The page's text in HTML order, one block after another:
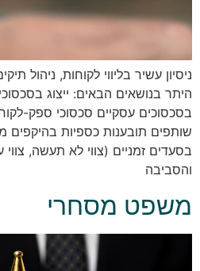
ניסיון עשיר בליווי לקוחות, ניהול
היתר בנושאים הבאים: ייצוג
בסכסוכים עסקיים סכסוכי ספק-
שותפים תובענות כספיות בהיקפים
בסעדים זמניים (צווי לא תעשה,
והסביבה
משפט מסחרי